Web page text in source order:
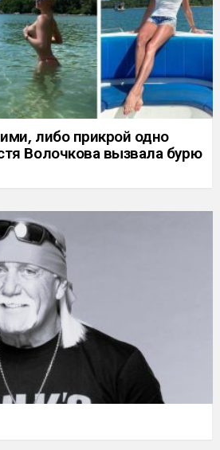
либо прикрой одно
Волочкова вызвала бурю